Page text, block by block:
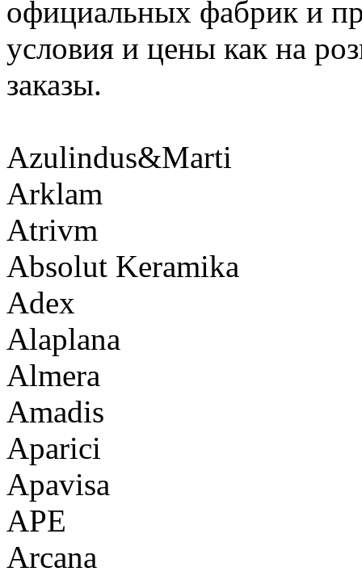
официальных фабрик и
условия и цены как на
заказы.
Azulindus&Marti
Arklam
Atrivm
Absolut Keramika
Adex
Alaplana
Almera
Amadis
Aparici
Apavisa
APE
Arcana